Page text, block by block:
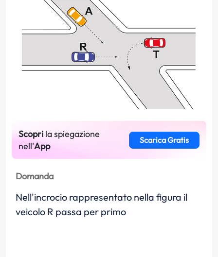
Scopri la spiegazione
nell'App
Scarica Gratis
Domanda
Nell'incrocio rappresentato nella figura il
veicolo R passa per primo